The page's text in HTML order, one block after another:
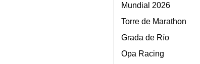
Mundial 2026
Torre de Marathon
Grada de Río
Opa Racing